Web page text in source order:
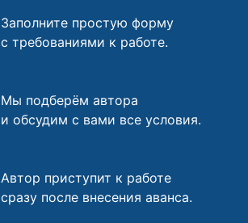
Заполните простую форму
с требованиями к работе.
Мы подберём автора
и обсудим с вами все условия.
Автор приступит к работе
сразу после внесения аванса.